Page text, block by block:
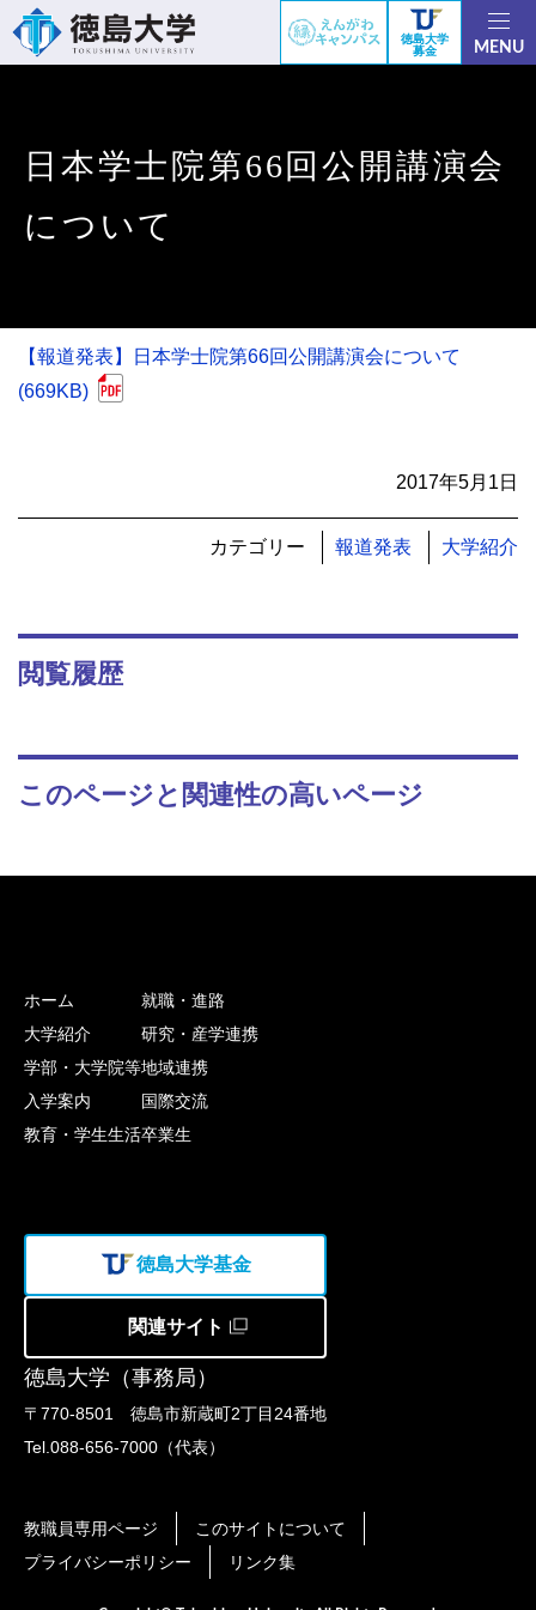
徳島大学
募金
MENU
日本学士院第66回公開講演会
について
【報道発表】日本学士院第66回公開講演会について
(669KB)
2017年5月1日
カテゴリー 報道発表 大学紹介
閲覧履歴
このページと関連性の高いページ
徳島大学（事務局）
〒770-8501 徳島市新蔵町2丁目24番地
Tel.088-656-7000（代表）
ホーム
大学紹介
学部・大学院等
入学案内
教育・学生生活
就職・進路
研究・産学連携
地域連携
国際交流
卒業生
徳島大学基金
関連サイト
教職員専用ページ
このサイトについて
プライバシーポリシー
リンク集